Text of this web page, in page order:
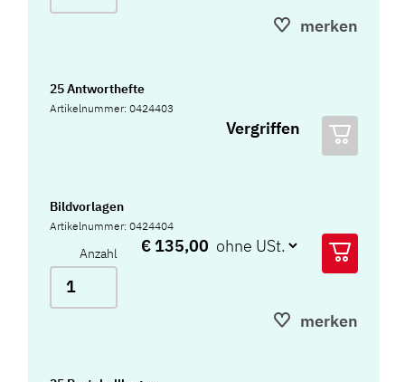
merken
25 Antworthefte
Artikelnummer: 0424403
Vergriffen
Bildvorlagen
Artikelnummer: 0424404
Anzahl € 135,00
merken